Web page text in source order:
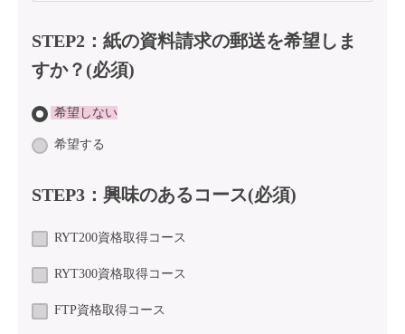
STEP2：紙の資料請求の郵送を希望しま
すか？(必須)
希望しない
希望する
STEP3：興味のあるコース(必須)
RYT200資格取得コース
RYT300資格取得コース
FTP資格取得コース